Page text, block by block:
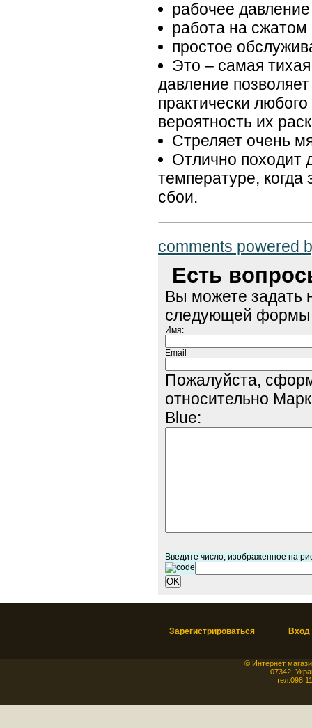
рабочее
работа на сжатом
простое
Это – самая
давление
практически
вероятность их
Стреляет очень
Отлично походит
температуре, когда
сбои.
comments powered
Есть
Вы можете задать
следующей
Имя:
Email
Пожалуйста,
относительно
Blue:
Введите число, изображенное на
Зарегистрироваться Вход
© Интернет
07342 ,
тел:098